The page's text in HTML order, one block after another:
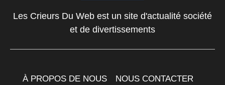
Les Crieurs Du Web est un site d'actualité société
et de divertissements
À PROPOS DE NOUS
NOUS CONTACTER